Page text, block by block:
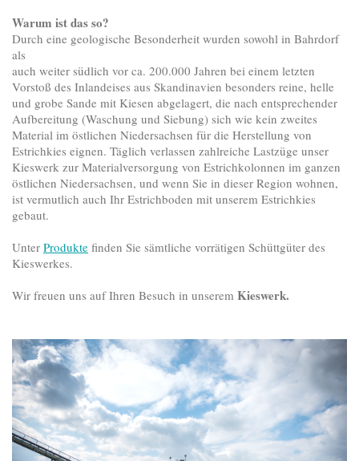
Warum ist das so?
Durch eine geologische Besonderheit wurden sowohl in Bahrdorf
als
auch weiter südlich vor ca. 200.000 Jahren bei einem letzten
Vorstoß des Inlandeises aus Skandinavien besonders reine, helle
und grobe Sande mit Kiesen abgelagert, die nach entsprechender
Aufbereitung (Waschung und Siebung) sich wie kein zweites
Material im östlichen Niedersachsen für die Herstellung von
Estrichkies eignen. Täglich verlassen zahlreiche Lastzüge unser
Kieswerk zur Materialversorgung von Estrichkolonnen im ganzen
östlichen Niedersachsen, und wenn Sie in dieser Region wohnen,
ist vermutlich auch Ihr Estrichboden mit unserem Estrichkies
gebaut.
Unter Produkte finden Sie sämtliche vorrätigen Schüttgüter des
Kieswerkes.
Wir freuen uns auf Ihren Besuch in unserem Kieswerk.